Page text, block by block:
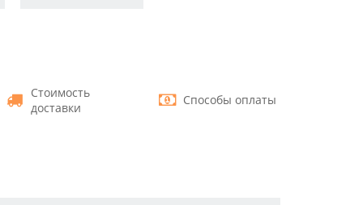
Стоимость
доставки
Способы оплаты